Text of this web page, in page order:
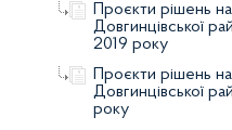
Проєкти рішень
Довгинцівської
2019 року
Проєкти рішень
Довгинцівської
року